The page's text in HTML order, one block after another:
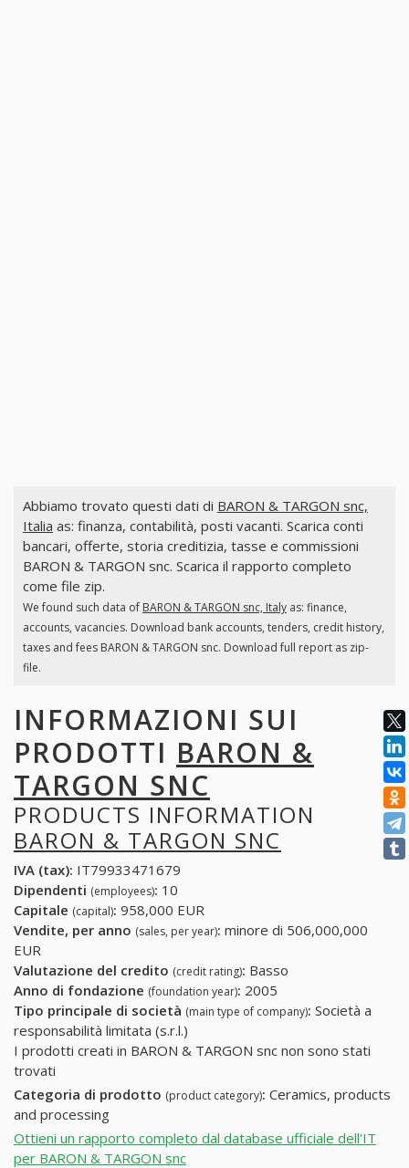
Abbiamo trovato questi dati di BARON & TARGON snc,
Italia as: finanza, contabilità, posti vacanti. Scarica conti
bancari, offerte, storia creditizia, tasse e commissioni
BARON & TARGON snc. Scarica il rapporto completo
come file zip.
We found such data of BARON & TARGON snc, Italyas: finance,
accounts, vacancies. Download bank accounts, tenders, credit history,
taxes and fees BARON & TARGON snc. Download full report as zip-
file.
INFORMAZIONI SUI
PRODOTTI BARON &
TARGON SNC
PRODUCTS INFORMATION
BARON & TARGON SNC
IVA (tax): IT79933471679
Dipendenti (employees): 10
Capitale (capital): 958,000 EUR
Vendite, per anno (sales, per year): minore di 506,000,000
EUR
Valutazione del credito (credit rating): Basso
Anno di fondazione (foundation year): 2005
Tipo principale di società (main type of company): Società a
responsabilità limitata (s.r.l.)
I prodotti creati in BARON & TARGON snc non sono stati
trovati
Categoria di prodotto (product category): Ceramics, products
and processing
Ottieni un rapporto completo dal database ufficiale dell'IT
per BARON & TARGON snc